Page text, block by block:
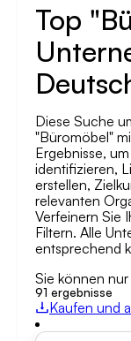
Top
Diese Suche
"Büromöbel"
Ergebnisse,
identifizieren,
erstellen,
relevanten
Verfeinern Sie
Filtern. Alle
entsprechend
Sie können
91 ergebnisse
Kaufen und